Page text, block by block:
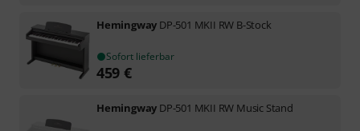
Hemingway DP-501 MKII RW B-Stock
Sofort lieferbar
459 €
Hemingway DP-501 MKII RW Music Stand